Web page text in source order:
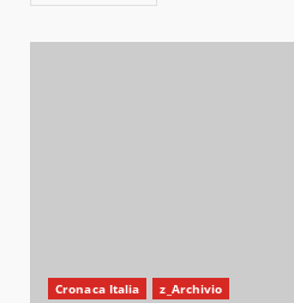
Cronaca Italia z_Archivio